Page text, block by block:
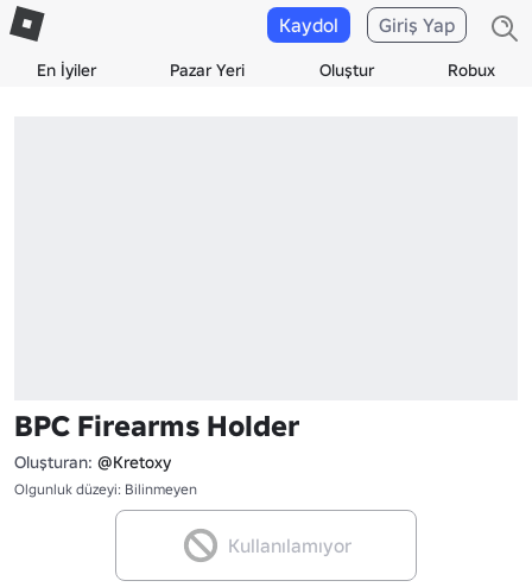
En İyiler Pazar Yeri Oluştur Robux
Kaydol Giriş Yap
BPC Firearms Holder
Oluşturan: @Kretoxy
Olgunluk düzeyi: Bilinmeyen
Kullanılamıyor